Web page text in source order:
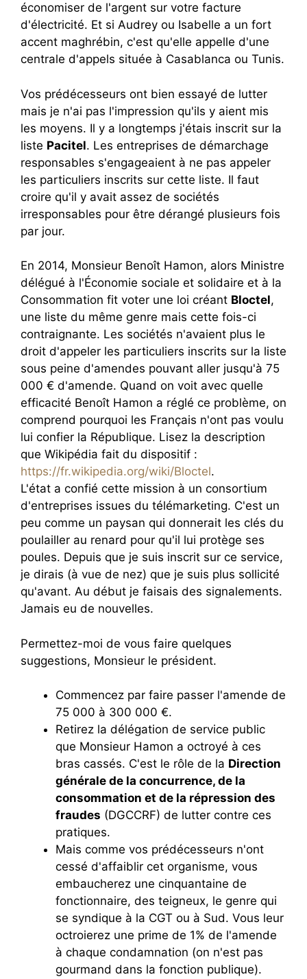
économiser de l'argent sur votre facture
d'électricité. Et si Audrey ou Isabelle a un fort
accent maghrébin, c'est qu'elle appelle d'une
centrale d'appels située à Casablanca ou Tunis.
Vos prédécesseurs ont bien essayé de lutter
mais je n'ai pas l'impression qu'ils y aient mis
les moyens. Il y a longtemps j'étais inscrit sur la
liste Pacitel. Les entreprises de démarchage
responsables s'engageaient à ne pas appeler
les particuliers inscrits sur cette liste. Il faut
croire qu'il y avait assez de sociétés
irresponsables pour être dérangé plusieurs fois
par jour.
En 2014, Monsieur Benoît Hamon, alors Ministre
délégué à l'Économie sociale et solidaire et à la
Consommation fit voter une loi créant Bloctel,
une liste du même genre mais cette fois-ci
contraignante. Les sociétés n'avaient plus le
droit d'appeler les particuliers inscrits sur la liste
sous peine d'amendes pouvant aller jusqu'à 75
000 € d'amende. Quand on voit avec quelle
efficacité Benoît Hamon a réglé ce problème, on
comprend pourquoi les Français n'ont pas voulu
lui confier la République. Lisez la description
que Wikipédia fait du dispositif :
https://fr.wikipedia.org/wiki/Bloctel.
L'état a confié cette mission à un consortium
d'entreprises issues du télémarketing. C'est un
peu comme un paysan qui donnerait les clés du
poulailler au renard pour qu'il lui protège ses
poules. Depuis que je suis inscrit sur ce service,
je dirais (à vue de nez) que je suis plus sollicité
qu'avant. Au début je faisais des signalements.
Jamais eu de nouvelles.
Permettez-moi de vous faire quelques
suggestions, Monsieur le président.
Commencez par faire passer l'amende de
75 000 à 300 000 €.
Retirez la délégation de service public
que Monsieur Hamon a octroyé à ces
bras cassés. C'est le rôle de la Direction
générale de la concurrence, de la
consommation et de la répression des
fraudes (DGCCRF) de lutter contre ces
pratiques.
Mais comme vos prédécesseurs n'ont
cessé d'affaiblir cet organisme, vous
embaucherez une cinquantaine de
fonctionnaire, des teigneux, le genre qui
se syndique à la CGT ou à Sud. Vous leur
octroierez une prime de 1% de l'amende
à chaque condamnation (on n'est pas
gourmand dans la fonction publique).